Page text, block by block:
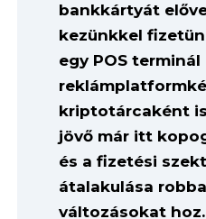
bankkártyát
kezünkkel
egy POS terminál
kriptotárcaként
jövő már itt
és a fizetési
átalakulása
változásokat